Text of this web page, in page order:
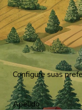
Configure suas
Apelido